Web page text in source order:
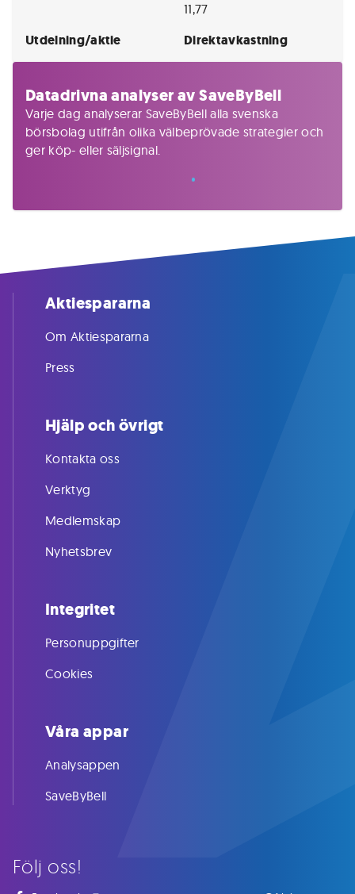
11,77
Utdelning/aktie Direktavkastning
Datadrivna analyser av SaveByBell
Varje dag analyserar SaveByBell alla svenska
börsbolag utifrån olika välbeprövade strategier och
ger köp- eller säljsignal.
Följ oss!
Aktiespararna
Om Aktiespararna
Press
Hjälp och övrigt
Kontakta oss
Verktyg
Medlemskap
Nyhetsbrev
Integritet
Personuppgifter
Cookies
Våra appar
Analysappen
SaveByBell